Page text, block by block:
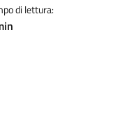
di lettura: